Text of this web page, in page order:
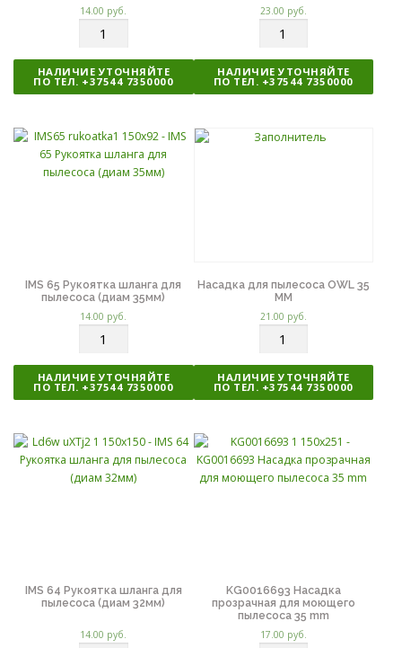
14.00 руб.
л
и
ч
с
т
в
НАЛИЧИЕ УТОЧНЯЙТЕ
ПО ТЕЛ. +37544 7350000
23.00 руб.
л
и
ч
с
НАЛИЧИЕ УТОЧНЯЙТЕ
ПО ТЕЛ. +37544 7350000
IMS 65 Рукоятка шланга для
пылесоса (диам 35мм)
14.00 руб.
л
и
ч
с
т
в
НАЛИЧИЕ УТОЧНЯЙТЕ
ПО ТЕЛ. +37544 7350000
Насадка для пылесоса OWL 35
MM
21.00 руб.
л
и
ч
с
т
в
НАЛИЧИЕ УТОЧНЯЙТЕ
ПО ТЕЛ. +37544 7350000
IMS 64 Рукоятка шланга для
пылесоса (диам 32мм)
14.00 руб.
KG0016693 Насадка
прозрачная для моющего
пылесоса 35 mm
17.00 руб.